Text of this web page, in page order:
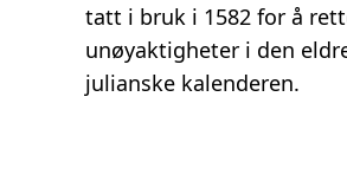
tatt i bruk i 1582 for å
unøyaktigheter i den
julianske kalenderen.